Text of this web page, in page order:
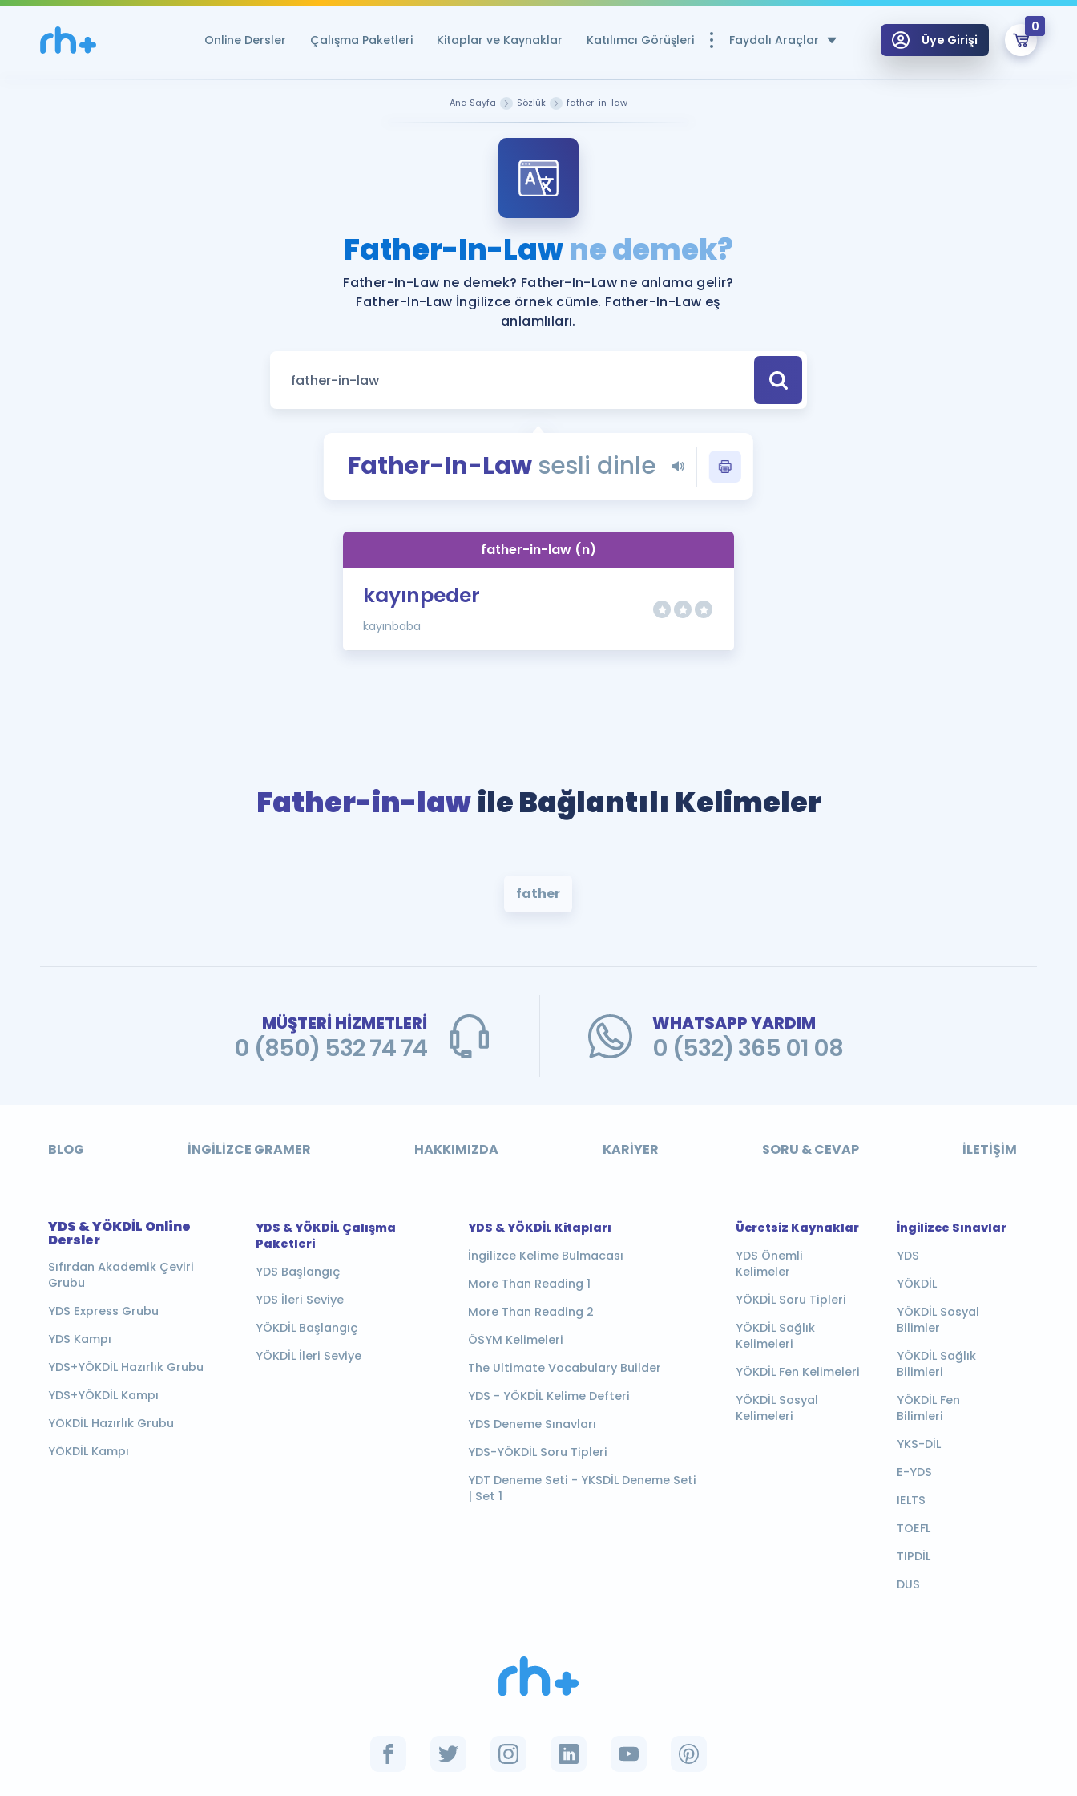
Online Dersler Çalışma Paketleri Kitaplar ve Kaynaklar Katılımcı Görüşleri Faydalı Araçlar
Ücretsiz Kaynaklar
YDS ve YÖKDİL Puan Hesaplama Aracı
YDS ve YÖKDİL'e Hazırlananlar için Öneriler
Eğitim ve Kitaplara Özel Fırsatlar
YDS - YÖKDİL Tüm Sınavlarla İlgili Haberler
İngilizce Gramer
İngilizce Gramer ve Konu Anlatımı
Üye Girişi
0
Remzi Hoca ile seni sınava hazırlayacak onlarca eğitim seni bekliyor!
Ana Sayfa Sözlük father-in-law
Father-In-Lawne demek?
Father-In-Law ne demek? Father-In-Law ne anlama gelir?
Father-In-Law İngilizce örnek cümle. Father-In-Law eş
anlamlıları.
Father-In-Lawsesli dinle
father-in-law (n)
kayınpeder
kayınbaba
Father-in-lawile Bağlantılı Kelimeler
father
MÜŞTERİ HİZMETLERİ
0 (850) 532 74 74
WHATSAPP YARDIM
0 (532) 365 01 08
BLOG İNGILIZCE GRAMER HAKKIMIZDA KARIYER SORU & CEVAP İLETIŞIM
YDS & YÖKDİL Online
Dersler
Sıfırdan Akademik Çeviri
Grubu
YDS Express Grubu
YDS Kampı
YDS+YÖKDİL Hazırlık Grubu
YDS+YÖKDİL Kampı
YÖKDİL Hazırlık Grubu
YÖKDİL Kampı
YDS & YÖKDİL Çalışma
Paketleri
YDS Başlangıç
YDS İleri Seviye
YÖKDİL Başlangıç
YÖKDİL İleri Seviye
YDS & YÖKDİL Kitapları
İngilizce Kelime Bulmacası
More Than Reading 1
More Than Reading 2
ÖSYM Kelimeleri
The Ultimate Vocabulary Builder
YDS - YÖKDİL Kelime Defteri
YDS Deneme Sınavları
YDS-YÖKDİL Soru Tipleri
YDT Deneme Seti - YKSDİL Deneme Seti
| Set 1
Ücretsiz Kaynaklar
YDS Önemli
Kelimeler
YÖKDİL Soru Tipleri
YÖKDİL Sağlık
Kelimeleri
YÖKDİL Fen Kelimeleri
YÖKDİL Sosyal
Kelimeleri
İngilizce Sınavlar
YDS
YÖKDİL
YÖKDİL Sosyal
Bilimler
YÖKDİL Sağlık
Bilimleri
YÖKDİL Fen
Bilimleri
YKS-DİL
E-YDS
IELTS
TOEFL
TIPDİL
DUS